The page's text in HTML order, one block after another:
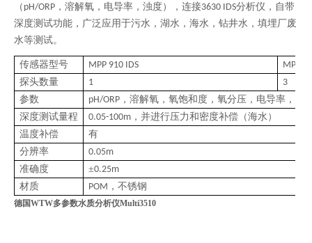
（ pH/ORP ，溶解氧，电导率，浊度），连接3630 IDS分析仪，自带
深度测试功能，广泛应用于污水，湖水，海水，钻井水，填埋厂废
水等测试。
传感器型号 MPP 910 IDS
MPP
探头数量
1
3
参数
pH/ORP ，溶解氧，氧饱和度，氧分压，电导率，电
深度测试量程
0.05-100m ，并进行压力和密度补偿（海水）
温度补偿
有
分辨率
0.05m
准确度
±0.25m
材质
POM ，不锈钢
德国WTW多参数水质分析仪Multi3510